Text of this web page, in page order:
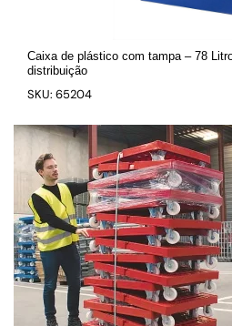
Caixa de plástico com tampa – 78
distribuição
SKU: 65204